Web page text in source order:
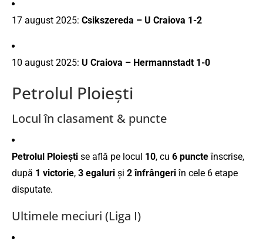
17 august 2025: Csikszereda – U Craiova 1-2
10 august 2025: U Craiova – Hermannstadt 1-0
Petrolul Ploiești
Locul în clasament & puncte
Petrolul Ploiești se află pe locul 10, cu 6 puncteînscrise,
după 1 victorie, 3 egaluri și 2 înfrângeriîn cele 6 etape
disputate.
Ultimele meciuri (Liga I)